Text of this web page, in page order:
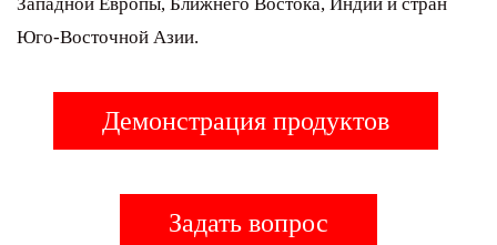
Юго-Восточной Азии.
Демонстрация продуктов
Задать вопрос